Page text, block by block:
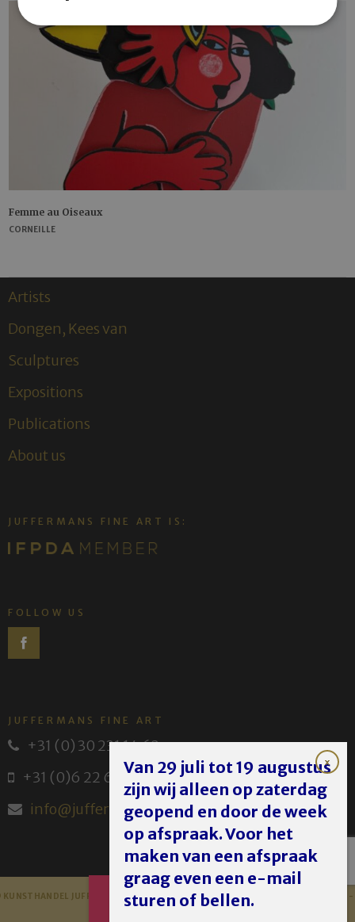
AFSPRAAK
MAKEN
Femme au Oiseaux
CORNEILLE
Artists
Dongen, Kees van
Sculptures
Expositions
Publications
About us
JUFFERMANS FINE ART IS:
FOLLOW US
JUFFERMANS FINE ART
+31 (0) 30 231 14 63
+31 (0)6 22 614 582
info@juffermans.nl
JUFFERMANS - JUFFERMANS FINE ART 2023 -
Van 29 juli tot 19 augustus
zijn wij alleen op zaterdag
geopend en door de week
op afspraak. Voor het
maken van een afspraak
graag even een e-mail
sturen of bellen.